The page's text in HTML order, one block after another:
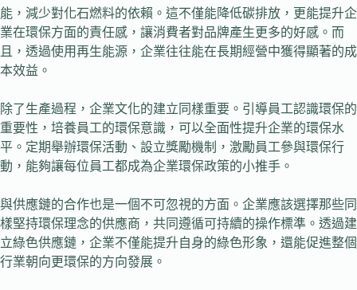
能，減少對化石燃料的依賴。這不僅能降低碳排放，更能提升企
業在環保方面的責任感，讓消費者對品牌產生更多的好感。而
且，透過使用再生能源，企業往往能在長期經營中獲得顯著的成
本效益。
除了生產過程，企業文化的建立同樣重要。引導員工認識環保的
重要性，培養員工的環保意識，可以全面性提升企業的環保水
平。定期舉辦環保活動、設立獎勵機制，激勵員工參與環保行
動，能夠讓每位員工都成為企業環保政策的小推手。
與供應鏈的合作也是一個不可忽視的方面。企業應該選擇那些同
樣堅持環保理念的供應商，共同遵循可持續的操作標準。透過建
立綠色供應鏈，企業不僅能提升自身的綠色形象，還能促進整個
行業朝向更環保的方向發展。